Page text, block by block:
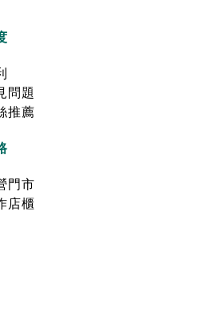
問題
推薦
門市
店櫃